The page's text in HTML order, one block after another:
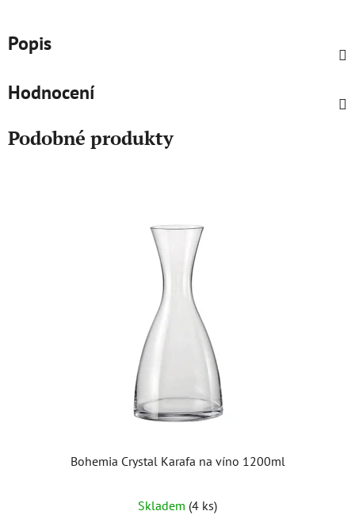
Popis
Hodnocení
Podobné produkty
Bohemia Crystal Karafa na víno 1200ml
Skladem (4 ks)